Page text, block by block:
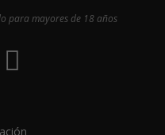
para mayores de 18 años